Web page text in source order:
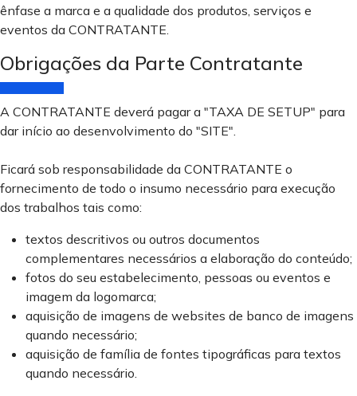
ênfase a marca e a qualidade dos produtos, serviços e
eventos da CONTRATANTE.
Obrigações da Parte Contratante
A CONTRATANTE deverá pagar a "TAXA DE SETUP" para
dar início ao desenvolvimento do "SITE".
Ficará sob responsabilidade da CONTRATANTE o
fornecimento de todo o insumo necessário para execução
dos trabalhos tais como:
textos descritivos ou outros documentos
complementares necessários a elaboração do conteúdo;
fotos do seu estabelecimento, pessoas ou eventos e
imagem da logomarca;
aquisição de imagens de websites de banco de imagens
quando necessário;
aquisição de família de fontes tipográficas para textos
quando necessário.